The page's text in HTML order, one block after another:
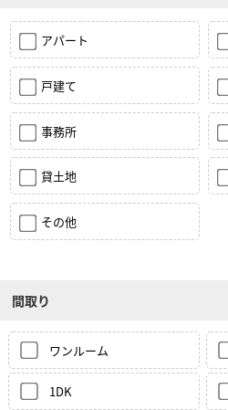
アパート
戸建て
事務所
貸土地
その他
間取り
ワンルーム
1DK